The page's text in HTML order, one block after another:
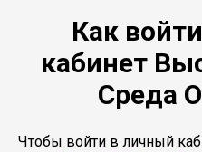
Как
кабинет
Среда
Чтобы войти в личный